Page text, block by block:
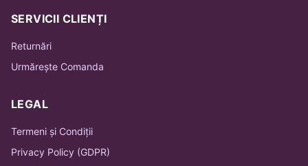
SERVICII CLIENȚI
Returnări
Urmărește Comanda
LEGAL
Termeni și Condiții
Privacy Policy (GDPR)